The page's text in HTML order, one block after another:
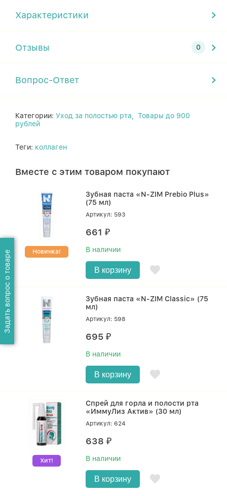
Характеристики
Отзывы
Вопрос-Ответ
Категории: Уход за полостью рта, Товары до 900
рублей
Теги: коллаген
Вместе с этим товаром покупают
Новинка!
Зубная паста «N-ZIM Prebio Plus»
(75 мл)
Артикул: 593
661₽
В наличии
В корзину
Зубная паста «N-ZIM Classic» (75
мл)
Артикул: 598
695₽
В наличии
В корзину
Хит!
Спрей для горла и полости рта
«ИммуЛиз Актив» (30 мл)
Артикул: 624
638₽
В наличии
В корзину
Задать вопрос о товаре